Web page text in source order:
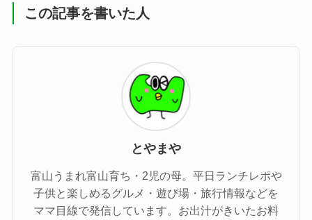
この記事を書いた人
とやまや
富山うまれ富山育ち・2児の母。平日ランチレポや
子供と楽しめるグルメ・遊び場・旅行情報などを
ママ目線で発信しています。お出汁がきいたお料